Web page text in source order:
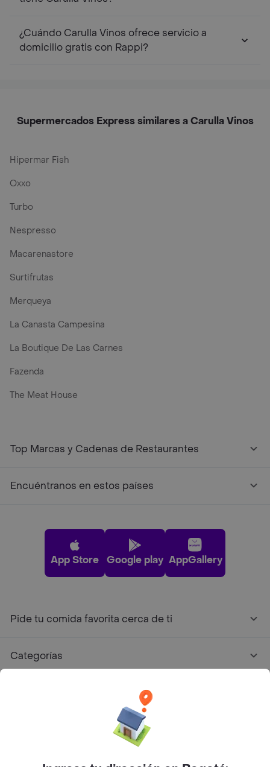
¿Cuándo Carulla Vinos ofrece servicio a
domicilio gratis con Rappi?
Supermercados Express similares a Carulla Vinos
Hipermar Fish
Oxxo
Turbo
Nespresso
Macarenastore
Surtifrutas
Merqueya
La Canasta Campesina
La Boutique De Las Carnes
Fazenda
The Meat House
Top Marcas y Cadenas de Restaurantes
Encuéntranos en estos países
App Store Google play AppGallery
Pide tu comida favorita cerca de ti
Categorías